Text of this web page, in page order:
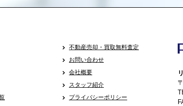
不動産売却・買取無料査定
お問い合わせ
会社概要
スタッフ紹介
プライバシーポリシー